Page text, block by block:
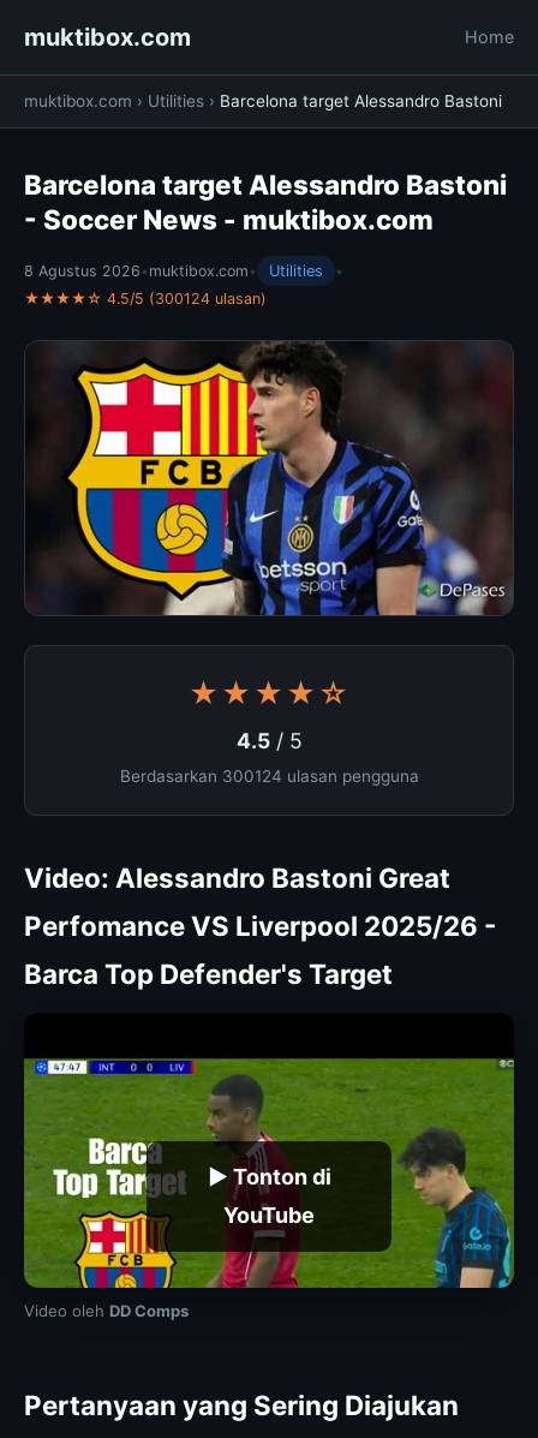
muktibox.com Home
muktibox.com › Utilities › Barcelona target Alessandro Bastoni
Barcelona target Alessandro Bastoni
- Soccer News - muktibox.com
8 Agustus 2026 • muktibox.com • Utilities
•
★★★★☆ 4.5/5 (300124 ulasan)
★★★★☆
4.5/ 5
Berdasarkan 300124 ulasan pengguna
Video: Alessandro Bastoni Great
Perfomance VS Liverpool 2025/26 -
Barca Top Defender's Target
▶ Tonton di
YouTube
Video oleh DD Comps
Pertanyaan yang Sering Diajukan